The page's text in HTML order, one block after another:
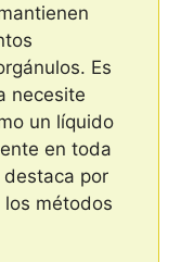
Es
necesite
un líquido
en toda
por
métodos